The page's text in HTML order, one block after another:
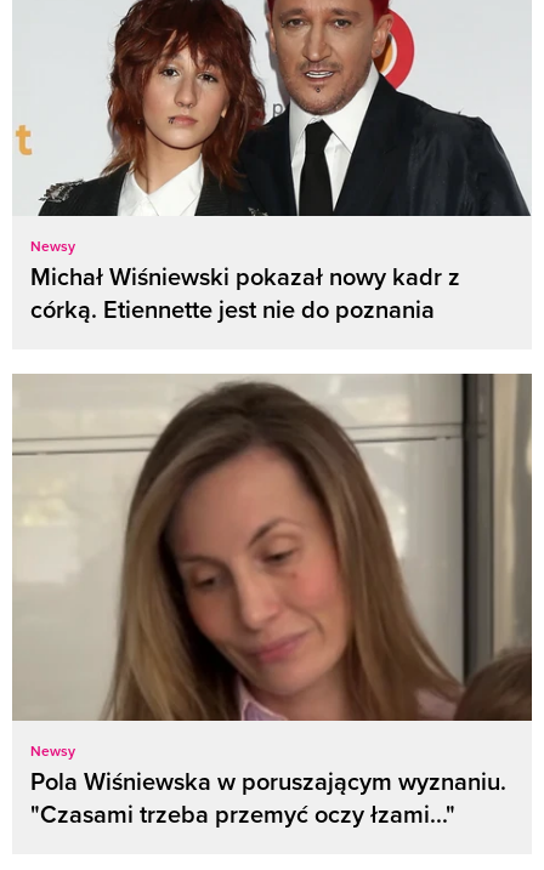
Newsy
Michał Wiśniewski pokazał nowy kadr z
córką. Etiennette jest nie do poznania
Newsy
Pola Wiśniewska w poruszającym wyznaniu.
"Czasami trzeba przemyć oczy łzami..."